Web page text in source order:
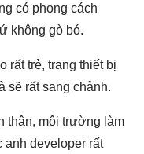
có phong cách
không gò bó.
rất trẻ, trang thiết bị
sẽ rất sang chảnh.
thân, môi trường làm
anh developer rất